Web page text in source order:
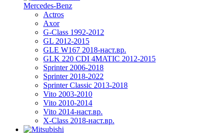
Mercedes-Benz
Actros
Axor
G-Class 1992-2012
GL 2012-2015
GLE W167 2018-наст.вр.
GLK 220 CDI 4MATIC 2012-2015
Sprinter 2006-2018
Sprinter 2018-2022
Sprinter Classic 2013-2018
Vito 2003-2010
Vito 2010-2014
Vito 2014-наст.вр.
X-Class 2018-наст.вр.